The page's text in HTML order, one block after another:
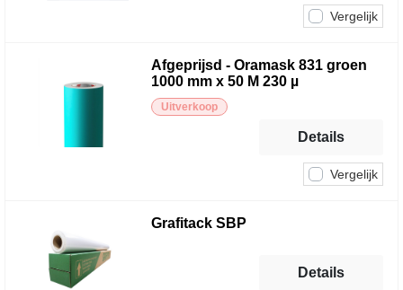
Vergelijk
Afgeprijsd - Oramask 831 groen
1000 mm x 50 M 230 µ
Uitverkoop
Vergelijk
Details
Grafitack SBP
Details